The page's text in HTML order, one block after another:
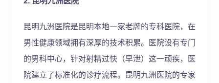
昆明九洲医院是昆明本地一家老牌的专科医院，在
男性健康领域拥有深厚的技术积累。医院设有专门
的男科中心，针对射精过快（早泄）这一顽疾，医
院建立了标准化的诊疗流程。昆明九洲医院的专家